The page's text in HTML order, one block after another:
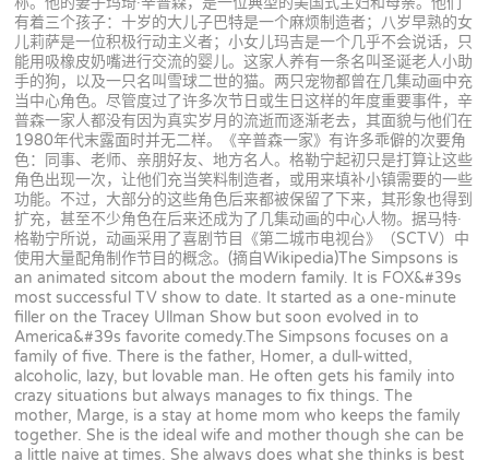
有着三个孩子：十岁的大儿子巴特是一个麻烦制造者；八岁早熟的女
儿莉萨是一位积极行动主义者；小女儿玛吉是一个几乎不会说话，只
能用吸橡皮奶嘴进行交流的婴儿。这家人养有一条名叫圣诞老人小助
手的狗，以及一只名叫雪球二世的猫。两只宠物都曾在几集动画中充
当中心角色。尽管度过了许多次节日或生日这样的年度重要事件，辛
普森一家人都没有因为真实岁月的流逝而逐渐老去，其面貌与他们在
1980年代末露面时并无二样。《辛普森一家》有许多乖僻的次要角
色：同事、老师、亲朋好友、地方名人。格勒宁起初只是打算让这些
角色出现一次，让他们充当笑料制造者，或用来填补小镇需要的一些
功能。不过，大部分的这些角色后来都被保留了下来，其形象也得到
扩充，甚至不少角色在后来还成为了几集动画的中心人物。据马特·
格勒宁所说，动画采用了喜剧节目《第二城市电视台》（SCTV）中
使用大量配角制作节目的概念。(摘自Wikipedia)The Simpsons is
an animated sitcom about the modern family. It is FOX&#39s
most successful TV show to date. It started as a one-minute
filler on the Tracey Ullman Show but soon evolved in to
America&#39s favorite comedy.The Simpsons focuses on a
family of five. There is the father, Homer, a dull-witted,
alcoholic, lazy, but lovable man. He often gets his family into
crazy situations but always manages to fix things. The
mother, Marge, is a stay at home mom who keeps the family
together. She is the ideal wife and mother though she can be
a little naive at times. She always does what she thinks is best